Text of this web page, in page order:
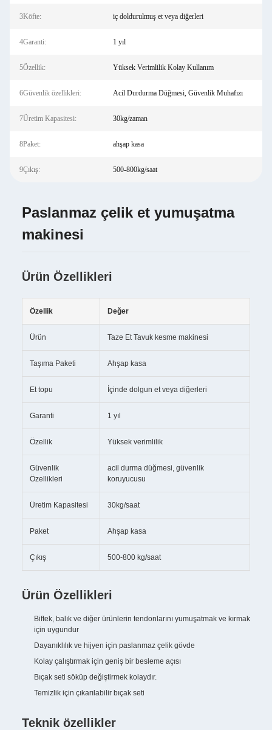
3Köfte: iç doldurulmuş et veya diğerleri
4Garanti: 1 yıl
5Özellik: Yüksek Verimlilik Kolay Kullanım
6Güvenlik özellikleri: Acil Durdurma Düğmesi, Güvenlik Muhafızı
7Üretim Kapasitesi: 30kg/zaman
8Paket: ahşap kasa
9Çıkış: 500-800kg/saat
Paslanmaz çelik et yumuşatma
makinesi
Ürün Özellikleri
Özellik Değer
Ürün Taze Et Tavuk kesme makinesi
Taşıma Paketi Ahşap kasa
Et topu İçinde dolgun et veya diğerleri
Garanti 1 yıl
Özellik Yüksek verimlilik
Güvenlik
Özellikleri
acil durma düğmesi, güvenlik
koruyucusu
Üretim Kapasitesi 30kg/saat
Paket Ahşap kasa
Çıkış 500-800 kg/saat
Ürün Özellikleri
Biftek, balık ve diğer ürünlerin tendonlarını yumuşatmak ve kırmak
için uygundur
Dayanıklılık ve hijyen için paslanmaz çelik gövde
Kolay çalıştırmak için geniş bir besleme açısı
Bıçak seti söküp değiştirmek kolaydır.
Temizlik için çıkarılabilir bıçak seti
Teknik özellikler